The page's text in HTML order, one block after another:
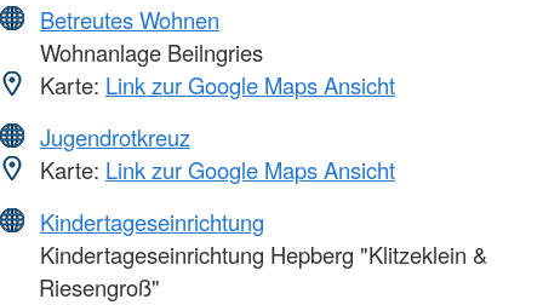
Betreutes Wohnen
Wohnanlage Beilngries
Karte: Link zur Google Maps Ansicht
Jugendrotkreuz
Karte: Link zur Google Maps Ansicht
Kindertageseinrichtung
Kindertageseinrichtung Hepberg "Klitzeklein &
Riesengroß"